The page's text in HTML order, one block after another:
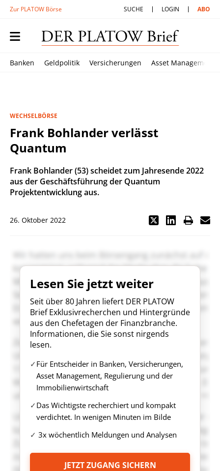
Zur PLATOW Börse SUCHE LOGIN ABO
Banken Geldpolitik Versicherungen Asset Management
WECHSELBÖRSE
Frank Bohlander verlässt
Quantum
Frank Bohlander (53) scheidet zum Jahresende 2022
aus der Geschäftsführung der Quantum
Projektentwicklung aus.
26. Oktober 2022
Lesen Sie jetzt weiter
Seit über 80 Jahren liefert DER PLATOW
Brief Exklusivrecherchen und Hintergründe
aus den Chefetagen der Finanzbranche.
Informationen, die Sie sonst nirgends
lesen.
Für Entscheider in Banken, Versicherungen,
Asset Management, Regulierung und der
Immobilienwirtschaft
Das Wichtigste recherchiert und kompakt
verdichtet. In wenigen Minuten im Bilde
3x wöchentlich Meldungen und Analysen
JETZT ZUGANG SICHERN